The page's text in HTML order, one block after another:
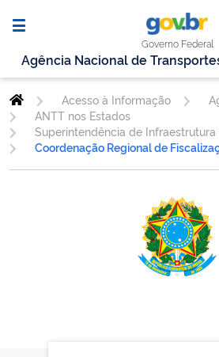
Governo Federal
Agência Nacional de
Acesso à Informação
ANTT nos Estados